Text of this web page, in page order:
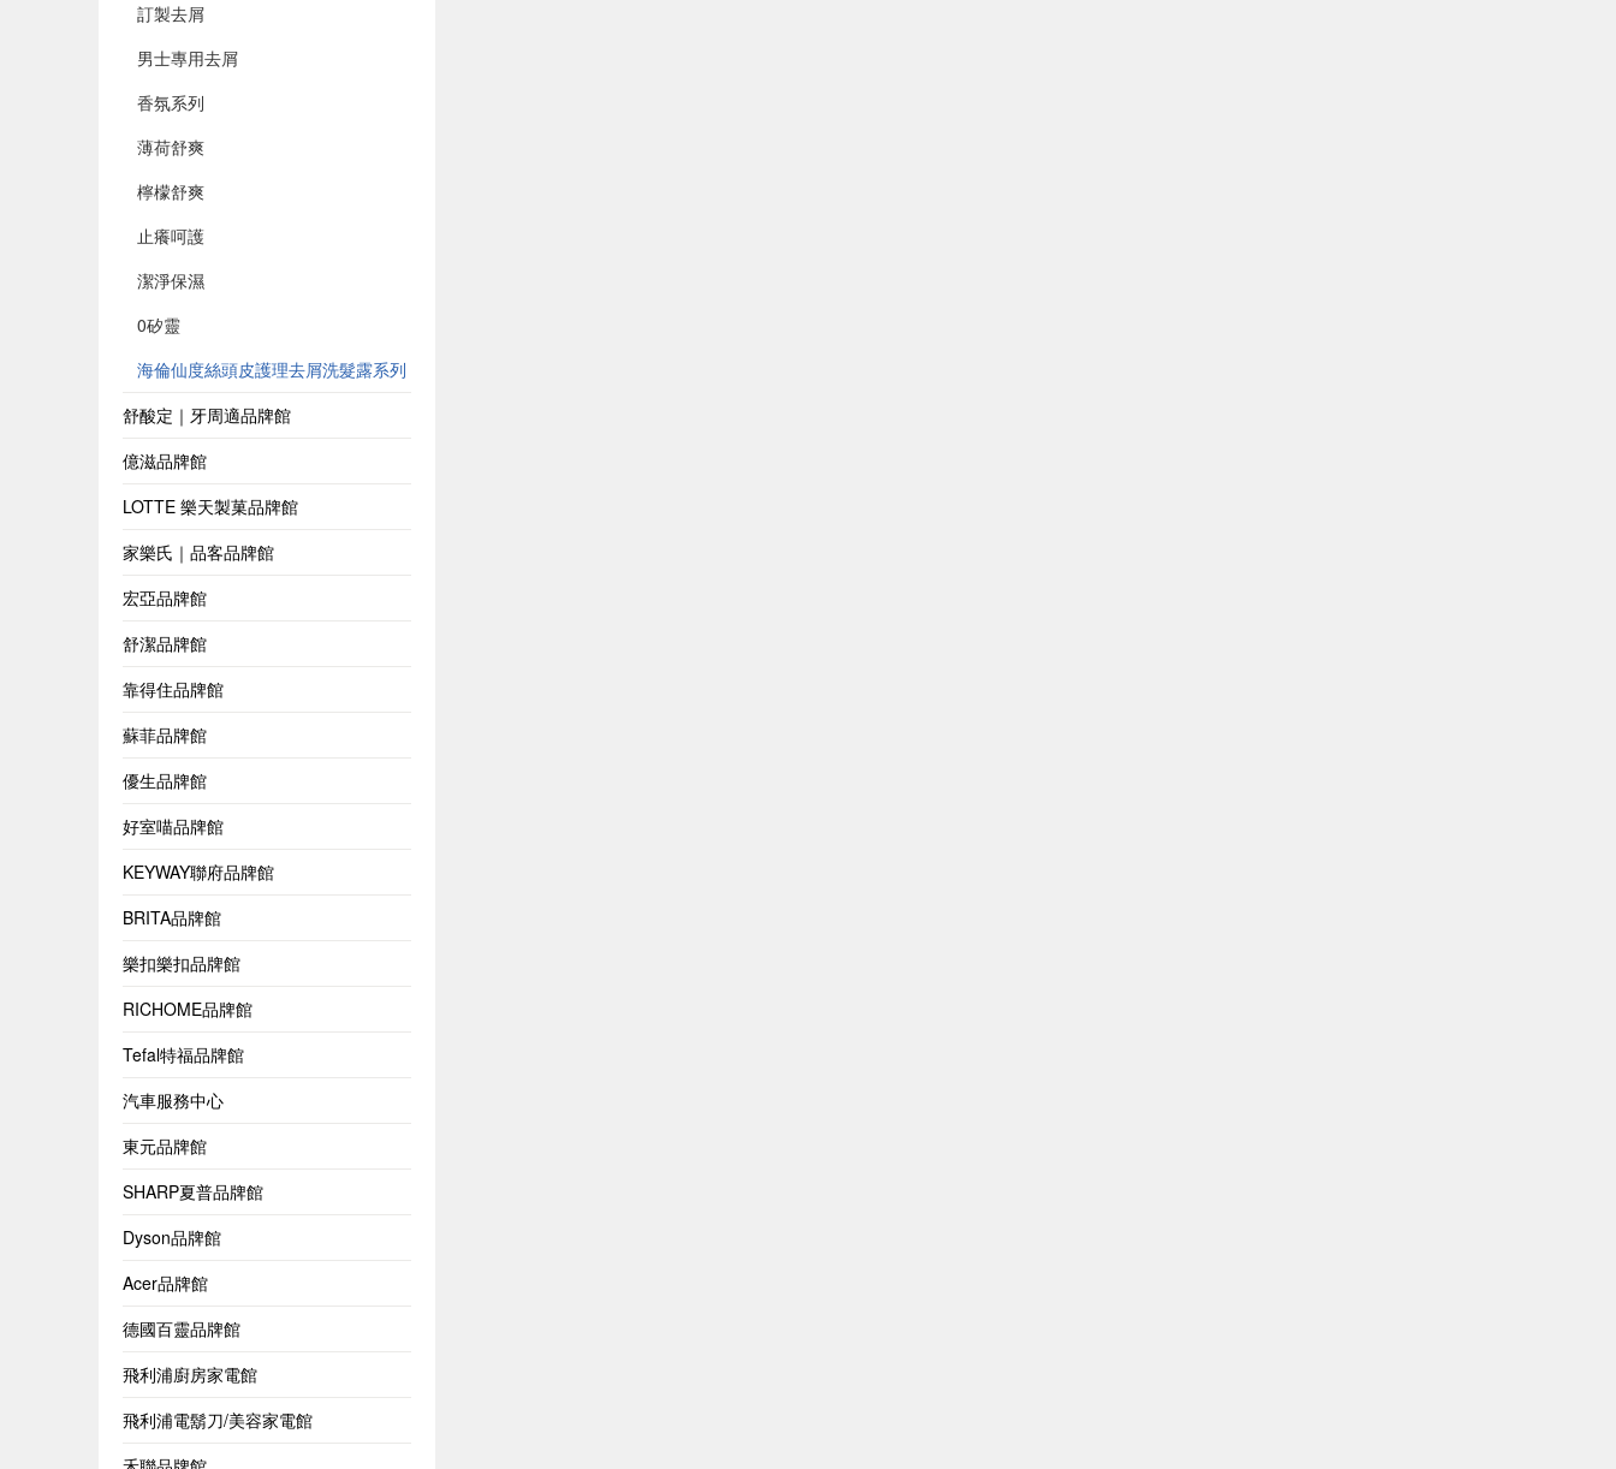
訂製去屑
男士專用去屑
香氛系列
薄荷舒爽
檸檬舒爽
止癢呵護
潔淨保濕
0矽靈
海倫仙度絲頭皮護理去屑洗髮露系列
舒酸定｜牙周適品牌館
億滋品牌館
LOTTE 樂天製菓品牌館
家樂氏｜品客品牌館
宏亞品牌館
舒潔品牌館
靠得住品牌館
蘇菲品牌館
優生品牌館
好室喵品牌館
KEYWAY聯府品牌館
BRITA品牌館
樂扣樂扣品牌館
RICHOME品牌館
Tefal特福品牌館
汽車服務中心
東元品牌館
SHARP夏普品牌館
Dyson品牌館
Acer品牌館
德國百靈品牌館
飛利浦廚房家電館
飛利浦電鬍刀/美容家電館